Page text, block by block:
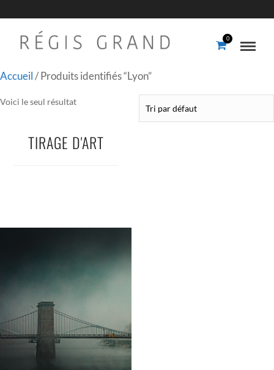
0
Accueil/ Produits identifiés “Lyon”
Voici le seul résultat
TIRAGE D'ART